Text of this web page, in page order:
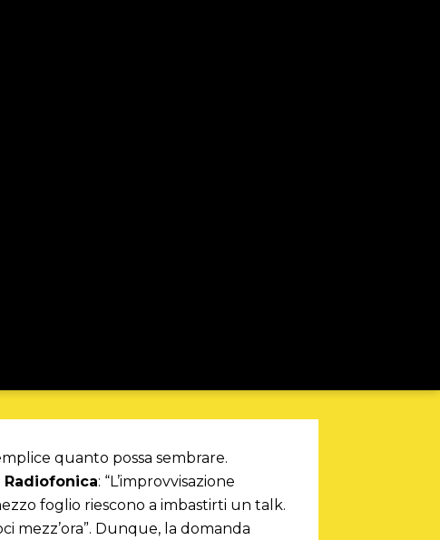
quanto possa sembrare.
Radiofonica: “L’improvvisazione
foglio riescono a imbastirti un talk.
mezz’ora”. Dunque, la domanda